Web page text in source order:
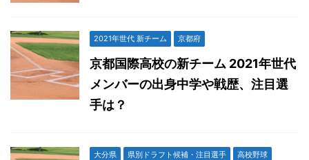
2021年世代 新チーム 京都府
京都国際高校の新チーム 2021年世代
メンバーの出身中学や戦歴、注目選
手は？
大分県 県別ドラフト候補・注目選手 高校野球